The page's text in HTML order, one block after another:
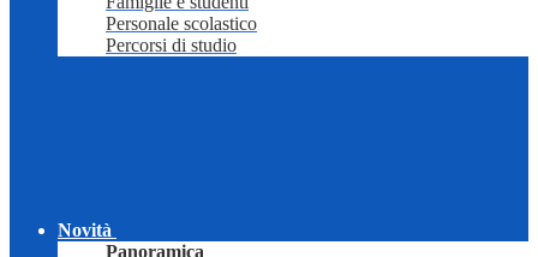
Personale scolastico
Percorsi di studio
Novità
Panoramica